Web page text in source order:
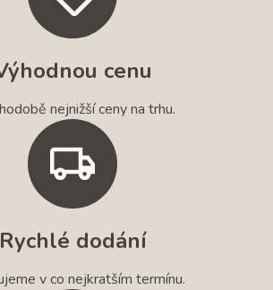
cenu
nejnižší ceny na trhu.
Rychlé dodání
v co nejkratším termínu.